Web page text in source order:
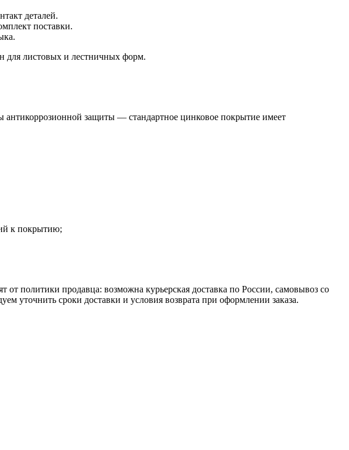
деталей.
поставки.
для листовых и лестничных форм.
антикоррозионной защиты — стандартное цинковое покрытие имеет
к покрытию;
от политики продавца: возможна курьерская доставка по России, самовывоз со
уточнить сроки доставки и условия возврата при оформлении заказа.